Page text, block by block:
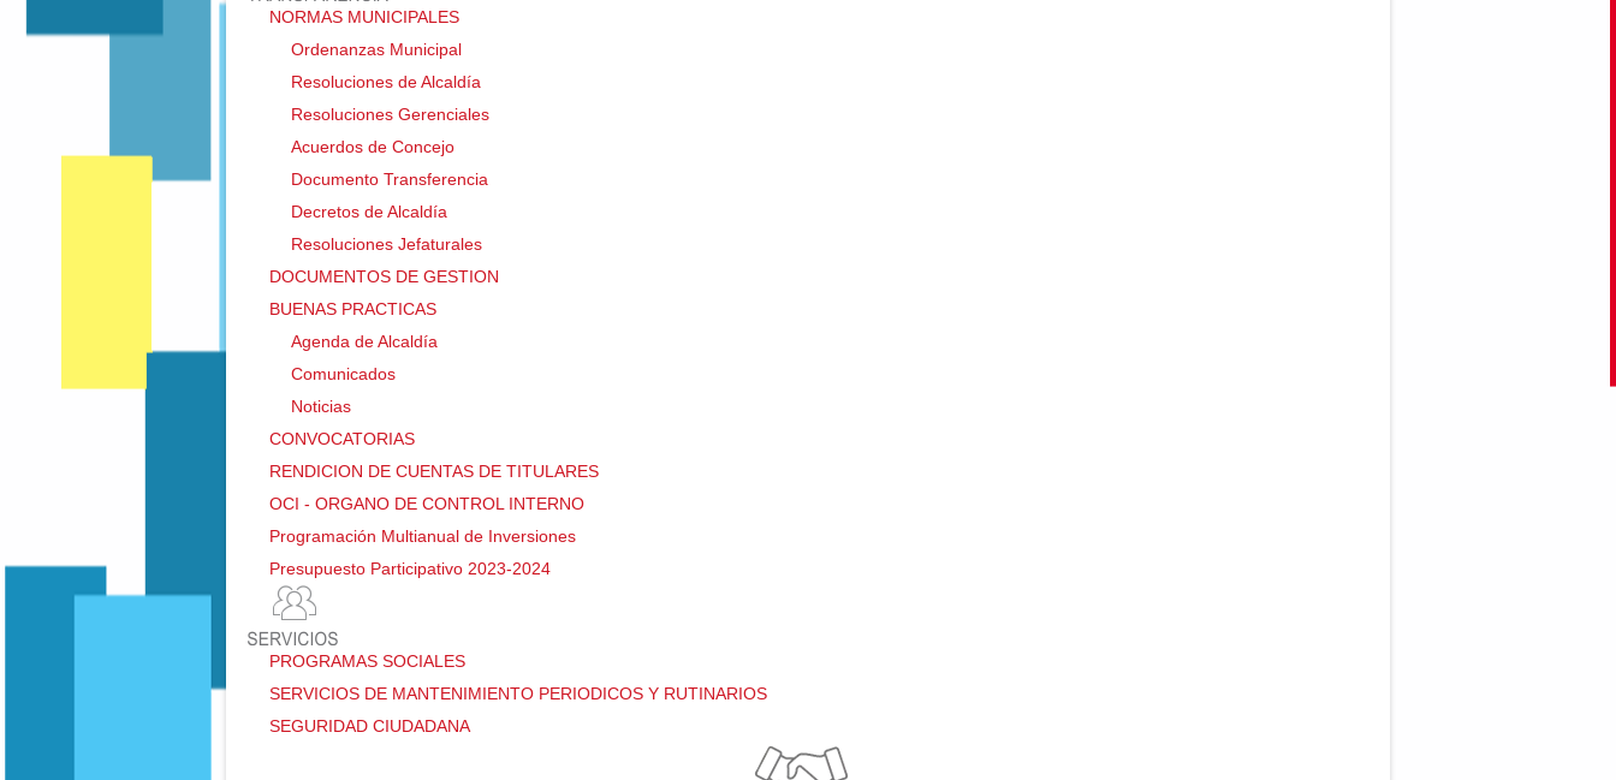
NORMAS MUNICIPALES
Ordenanzas Municipal
Resoluciones de Alcaldía
Resoluciones Gerenciales
Acuerdos de Concejo
Documento Transferencia
Decretos de Alcaldía
Resoluciones Jefaturales
DOCUMENTOS DE GESTION
BUENAS PRACTICAS
Agenda de Alcaldía
Comunicados
Noticias
CONVOCATORIAS
RENDICION DE CUENTAS DE TITULARES
OCI - ORGANO DE CONTROL INTERNO
Programación Multianual de Inversiones
Presupuesto Participativo 2023-2024
PROGRAMAS SOCIALES
SERVICIOS DE MANTENIMIENTO PERIODICOS Y RUTINARIOS
SEGURIDAD CIUDADANA